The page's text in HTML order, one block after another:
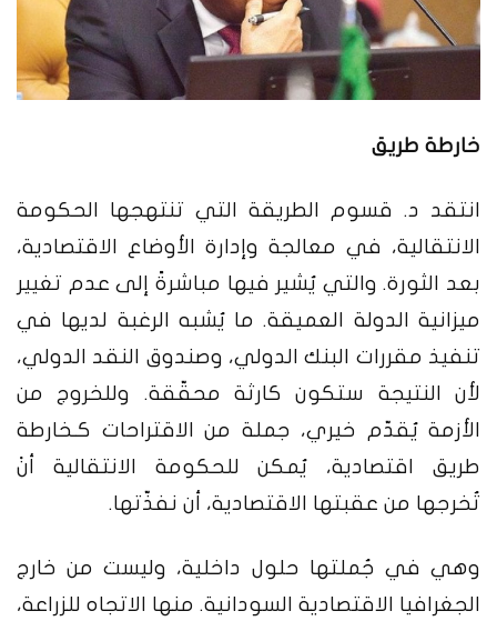
خارطة طريق
انتقد د. قسوم الطريقة التي تنتهجها الحكومة
الانتقالية، في معالجة وإدارة الأوضاع الاقتصادية،
بعد الثورة. والتي يُشير فيها مباشرةً إلى عدم تغيير
ميزانية الدولة العميقة. ما يُشبه الرغبة لديها في
تنفيذ مقررات البنك الدولي، وصندوق النقد الدولي،
لأن النتيجة ستكون كارثة محقّقة.
وللخروج من
الأزمة يُقدّم خيري، جملة من الاقتراحات كـخارطة
طريق اقتصادية، يُمكن للحكومة الانتقالية أنْ
تُخرجها من عقبتها الاقتصادية، أن نفذّتها.
وهي في جُملتها حلول داخلية، وليست من خارج
الجغرافيا الاقتصادية السودانية. منها الاتجاه للزراعة،